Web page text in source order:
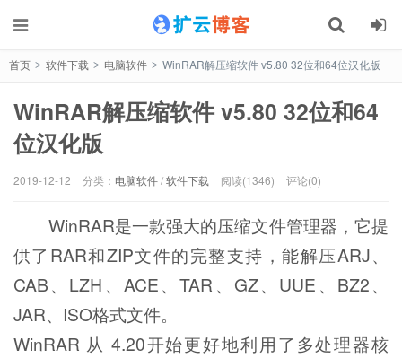
首页 > 软件下载 > 电脑软件 > WinRAR解压缩软件 v5.80 32位和64位汉化版
WinRAR解压缩软件 v5.80 32位和64
位汉化版
2019-12-12 分类： 电脑软件/软件下载 阅读(1346) 评论(0)
WinRAR是一款强大的压缩文件管理器，它提
供了RAR和ZIP文件的完整支持，能解压ARJ、
CAB、LZH、ACE、TAR、GZ、UUE、BZ2、
JAR、ISO格式文件。
WinRAR 从 4.20开始更好地利用了多处理器核